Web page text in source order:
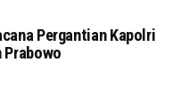
Pergantian Kapolri
Prabowo